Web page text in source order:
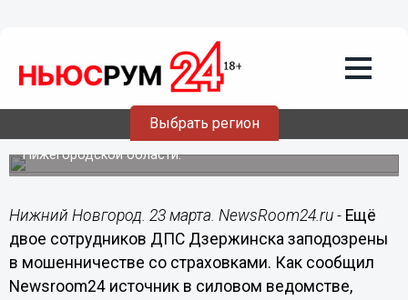
Выбрать регион
Ещё двух сотрудников ДПС
Дзержинска заподозрили в
мошенничестве со страховками
Они также задержаны сотрудниками УФСБ и СУ СК по
Нижегородской области.
Нижний Новгород. 23 марта. NewsRoom24.ru - Ещё
двое сотрудников ДПС Дзержинска заподозрены
в мошенничестве со страховками. Как сообщил
Newsroom24 источник в силовом ведомстве,